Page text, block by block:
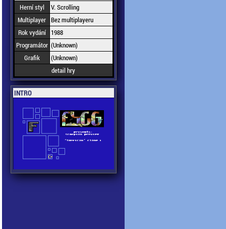
Herní styl
V. Scrolling
Multiplayer Bez multiplayeru
Rok vydání
1988
Programátor (Unknown)
Grafik
(Unknown)
detail hry
INTRO